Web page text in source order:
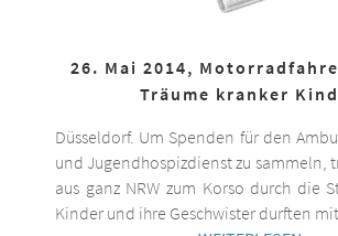
26. Mai 2014,
Träume kranker
Düsseldorf. Um Spenden für den
und Jugendhospizdienst zu sammeln,
aus ganz NRW zum Korso durch die
Kinder und ihre Geschwister durften